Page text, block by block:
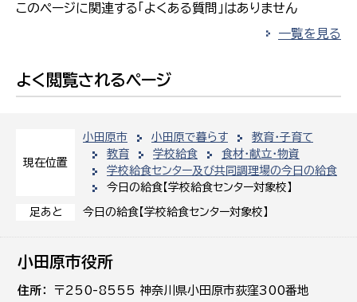
現在位置
小田原市 小田原で暮らす
教育・子育て
教育
学校給食
食材・献立・物資
学校給食センター及び共同調理場の今日の給食
今日の給食【学校給食センター対象校】
足あと 今日の給食【学校給食センター対象校】
このページに関連する「よくある質問」はありません
一覧を見る
よく閲覧されるページ
小田原市役所
住所
〒250-8555 神奈川県小田原市荻窪300番地